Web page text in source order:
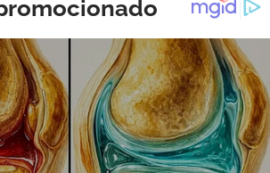
suscribirte a nuestro boletín.